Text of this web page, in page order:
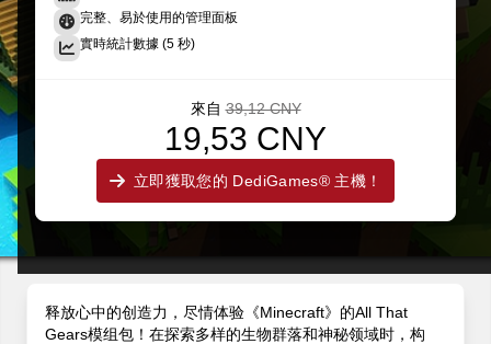
完整、易於使用的管理面板
實時統計數據 (5 秒)
來自 39,12 CNY
19,53 CNY
立即獲取您的 DediGames® 主機！
释放心中的创造力，尽情体验《Minecraft》的All That
Gears模组包！在探索多样的生物群落和神秘领域时，构